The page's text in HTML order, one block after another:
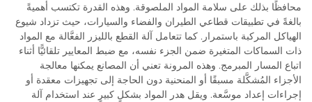
محافظًا بذلك على سلامة المواد الملصوقة. وهذه القدرة تكتسب أهميةً
بالغةً في تطبيقات قطاعي الطيران والفضاء والسيارات، حيث تزداد شيوع
الهياكل المركبة باستمرار. كما تتعامل آلة القطع بالليزر الفعَّالة مع المواد
ذات السماكات المتغيرة ضمن الجزء نفسه، مع ضبط المعايير تلقائيًّا أثناء
اتباع المسار المبرمج. وهذه المرونة تعني أن المصانع يمكنها معالجة
الأجزاء المُشكَّلة مسبقًا أو المنحنية دون الحاجة إلى تجهيزات معقدة أو
إجراءات إعداد موسَّعة. ويقل هدر المواد بشكلٍ كبيرٍ عند استخدام آلة